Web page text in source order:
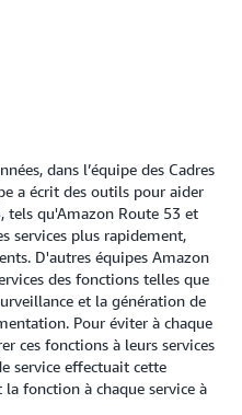
dans l’équipe des Cadres
a écrit des outils pour aider
tels qu'Amazon Route 53 et
services plus rapidement,
D'autres équipes Amazon
des fonctions telles que
et la génération de
Pour éviter à chaque
ces fonctions à leurs services
service effectuait cette
fonction à chaque service à